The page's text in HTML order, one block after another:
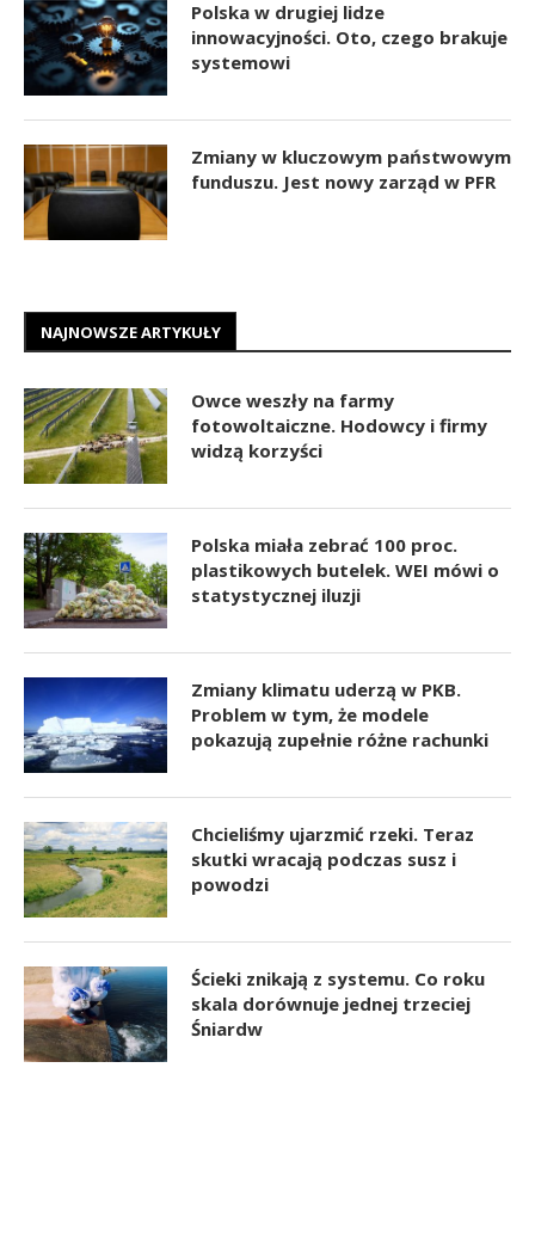
Polska w drugiej lidze
innowacyjności. Oto, czego brakuje
systemowi
Zmiany w kluczowym państwowym
funduszu. Jest nowy zarząd w PFR
NAJNOWSZE ARTYKUŁY
Owce weszły na farmy
fotowoltaiczne. Hodowcy i firmy
widzą korzyści
Polska miała zebrać 100 proc.
plastikowych butelek. WEI mówi o
statystycznej iluzji
Zmiany klimatu uderzą w PKB.
Problem w tym, że modele
pokazują zupełnie różne rachunki
Chcieliśmy ujarzmić rzeki. Teraz
skutki wracają podczas susz i
powodzi
Ścieki znikają z systemu. Co roku
skala dorównuje jednej trzeciej
Śniardw